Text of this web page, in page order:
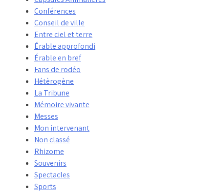
Conférences
Conseil de ville
Entre ciel et terre
Érable approfondi
Érable en bref
Fans de rodéo
Hétèrogène
La Tribune
Mémoire vivante
Messes
Mon intervenant
Non classé
Rhizome
Souvenirs
Spectacles
Sports